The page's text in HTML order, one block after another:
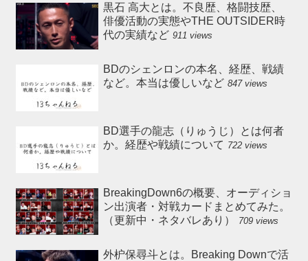
黒石 高大とは。不良歴、格闘技歴、
俳優活動の実態やTHE OUTSIDER時
代の実績など 911 views
BDのシェンロンの本名、経歴、戦績
など。本当は優しいなど 847 views
BD選手の龍志（りゅうじ）とは何者
か。経歴や戦績について 722 views
BreakingDown6の概要、オーディショ
ン出演者・対戦カードまとめてみた。
（更新中・ネタバレあり）
709 views
外枦保尋斗とは。Breaking Downで活